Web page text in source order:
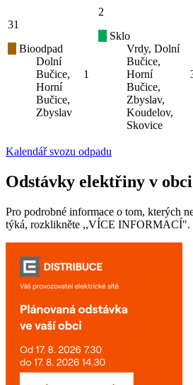
31
Bioodpad
Dolní
Bučice,
Horní
Bučice,
Zbyslav
1
2
Sklo
Vrdy, Dolní
Bučice,
Horní
Bučice,
Zbyslav,
Koudelov,
Skovice
Kalendář svozu odpadu
Odstávky elektřiny v obci
Pro podrobné informace o tom, kterých
týká, rozklikněte ,,VÍCE INFORMACÍ".